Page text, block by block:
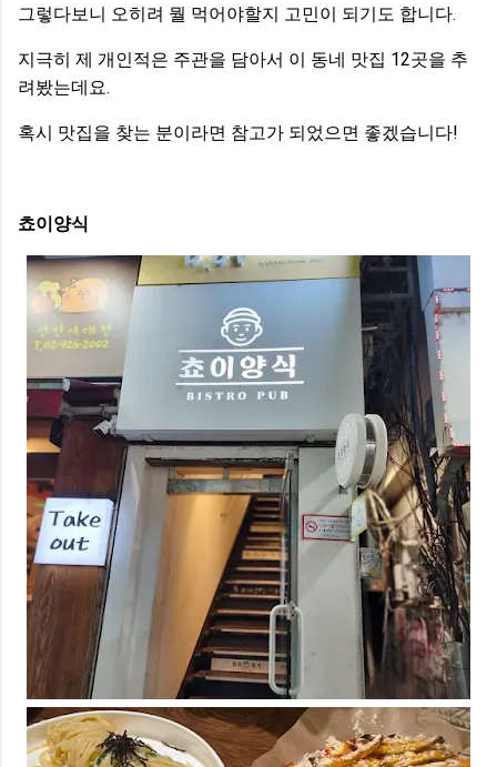
그렇다보니 오히려 뭘 먹어야할지 고민이 되기도 합니다.
지극히 제 개인적은 주관을 담아서 이 동네 맛집 12곳을 추
려봤는데요.
혹시 맛집을 찾는 분이라면 참고가 되었으면 좋겠습니다!
쵸이양식